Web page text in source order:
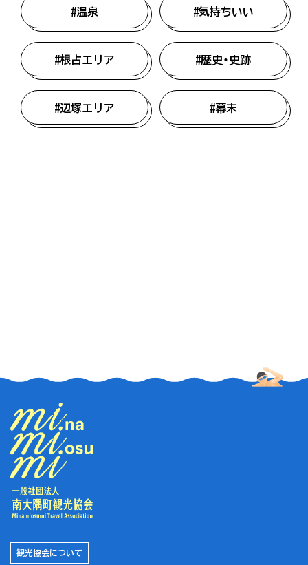
#温泉 #気持ちいい
#根占エリア #歴史・史跡
#辺塚エリア #幕末
観光協会について